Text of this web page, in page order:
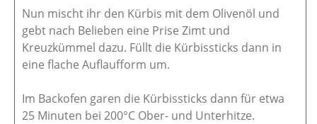
Nun mischt ihr den Kürbis mit dem Olivenöl und
gebt nach Belieben eine Prise Zimt und
Kreuzkümmel dazu. Füllt die Kürbissticks dann in
eine flache Auflaufform um.
Im Backofen garen die Kürbissticks dann für etwa
25 Minuten bei 200°C Ober- und Unterhitze.